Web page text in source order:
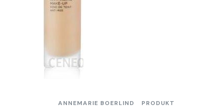
ANNEMARIE BOERLIND PRODUKT